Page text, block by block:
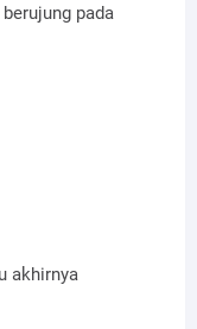
pada
akhirnya